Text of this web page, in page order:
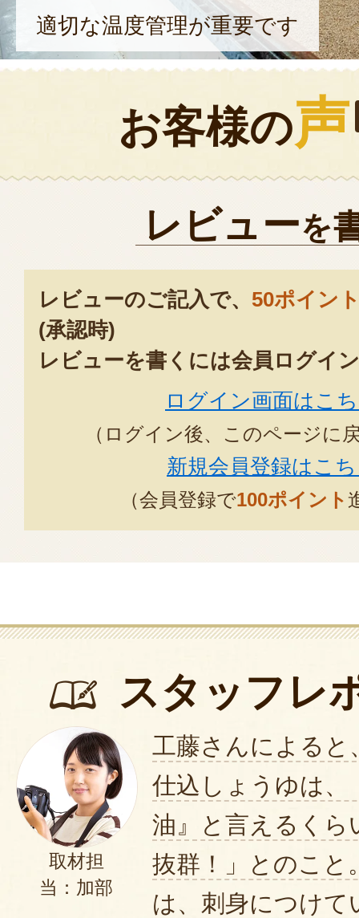
適切な温度管理が重要です
お客様の声
レビューを
レビューのご記入で、 50ポイン
(承認時)
レビューを書くには会員ログイ
ログイン画面はこ
（ログイン後、このページに
新規会員登録はこ
（会員登録で100ポイント
スタッフレ
取材担
当：加部
工藤さんによると
仕込しょうゆは、
油』と言えるくら
抜群！」とのこと
は、刺身につけて